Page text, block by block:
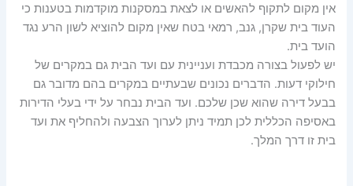
אין מקום לתקוף להאשים או לצאת במסקנות מוקדמות בטענות כי
העוד בית שקרן, גנב, רמאי בטח שאין מקום להוציא לשון הרע נגד
הועד בית.
יש לפעול בצורה מכבדת ועניינית עם ועד הבית גם במקרים של
חילוקי דעות. הדברים נכונים שבעתיים במקרים בהם מדובר גם
בבעל דירה שהוא שכן שלכם. ועד הבית נבחר על ידי בעלי הדירות
באסיפה הכללית לכן תמיד ניתן לערוך הצבעה ולהחליף את ועד
בית זו דרך המלך.